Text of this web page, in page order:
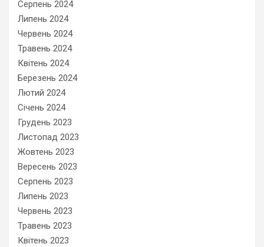
Серпень 2024
Липень 2024
Червень 2024
Травень 2024
Квітень 2024
Березень 2024
Лютий 2024
Січень 2024
Грудень 2023
Листопад 2023
Жовтень 2023
Вересень 2023
Серпень 2023
Липень 2023
Червень 2023
Травень 2023
Квітень 2023